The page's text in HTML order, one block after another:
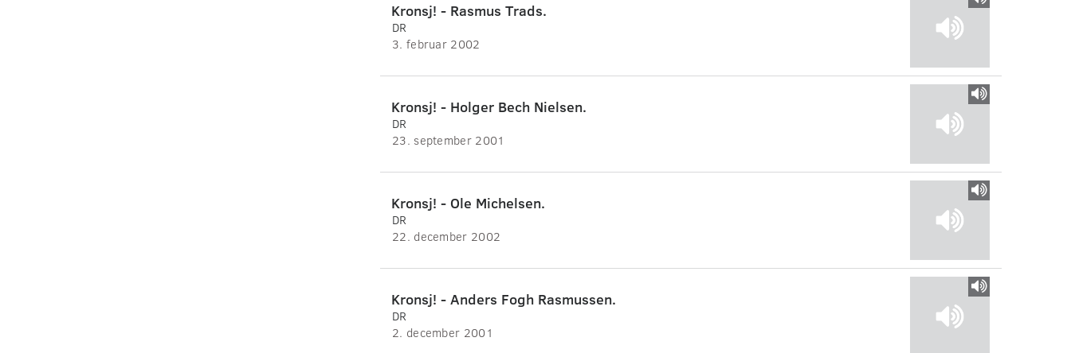
Kronsj! - Rasmus Trads.
DR
3. februar 2002
Kronsj! - Holger Bech Nielsen.
DR
23. september 2001
Kronsj! - Ole Michelsen.
DR
22. december 2002
Kronsj! - Anders Fogh Rasmussen.
DR
2. december 2001